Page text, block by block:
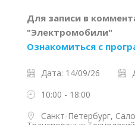
Для записи в
"Электромобили"
Ознакомиться с
Дата: 14/09/26
10:00 - 18:00
Санкт-Петербург,